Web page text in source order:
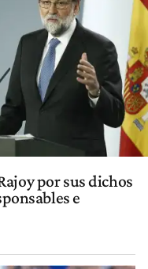
por sus dichos
e